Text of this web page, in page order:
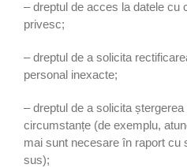
– dreptul de acces la datele cu
privesc;
– dreptul de a solicita
personal inexacte;
– dreptul de a solicita
circumstanțe (de exemplu,
mai sunt necesare în raport cu
sus);